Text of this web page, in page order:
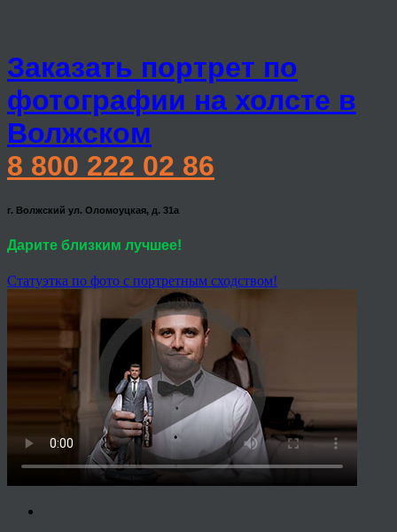
Заказать портрет по
фотографии на холсте в
Волжском
8 800 222 02 86
г. Волжский ул. Оломоуцкая, д. 31а
Дарите близким лучшее!
Статуэтка по фото с портретным сходством!